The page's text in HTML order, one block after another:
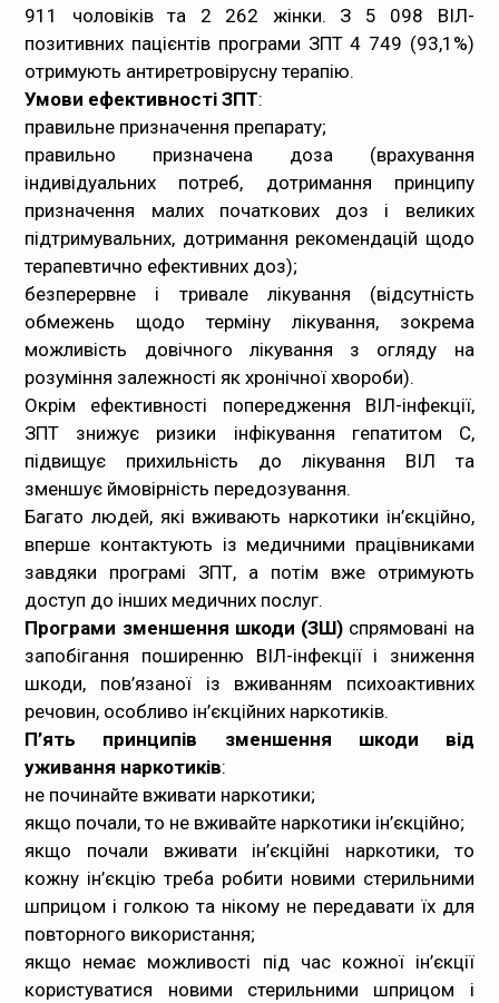
911 чоловіків та 2 262 жінки. З 5 098 ВІЛ-
позитивних пацієнтів програми ЗПТ 4 749 (93,1%)
отримують антиретровірусну терапію.
Умови ефективності ЗПТ:
правильне призначення препарату;
правильно призначена доза (врахування
індивідуальних потреб, дотримання принципу
призначення малих початкових доз і великих
підтримувальних, дотримання рекомендацій щодо
терапевтично ефективних доз);
безперервне і тривале лікування (відсутність
обмежень щодо терміну лікування, зокрема
можливість довічного лікування з огляду на
розуміння залежності як хронічної хвороби).
Окрім ефективності попередження ВІЛ-інфекції,
ЗПТ знижує ризики інфікування гепатитом С,
підвищує прихильність до лікування ВІЛ та
зменшує ймовірність передозування.
Багато людей, які вживають наркотики ін’єкційно,
вперше контактують із медичними працівниками
завдяки програмі ЗПТ, а потім вже отримують
доступ до інших медичних послуг.
Програми зменшення шкоди (ЗШ) спрямовані на
запобігання поширенню ВІЛ-інфекції і зниження
шкоди, пов’язаної із вживанням психоактивних
речовин, особливо ін’єкційних наркотиків.
П’ять принципів зменшення шкоди від
уживання наркотиків:
не починайте вживати наркотики;
якщо почали, то не вживайте наркотики ін’єкційно;
якщо почали вживати ін’єкційні наркотики, то
кожну ін’єкцію треба робити новими стерильними
шприцом і голкою та нікому не передавати їх для
повторного використання;
якщо немає можливості під час кожної ін’єкції
користуватися новими стерильними шприцом і